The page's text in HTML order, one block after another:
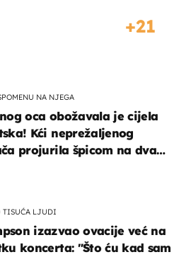
21
NA NJEGA
oca obožavala je cijela
Kći neprežaljenog
projurila špicom na dva
TISUĆA LJUDI
izazvao ovacije već na
koncerta: "Što ću kad sam